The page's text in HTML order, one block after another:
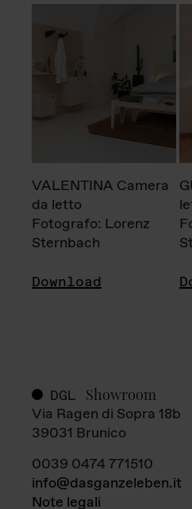
VALENTINA Camera
da letto
Fotografo: Lorenz
Sternbach
Download
DGL Showroom
Via Ragen di Sopra 18b
39031 Brunico
0039 0474 771510
info@dasganzeleben.it
Note legali